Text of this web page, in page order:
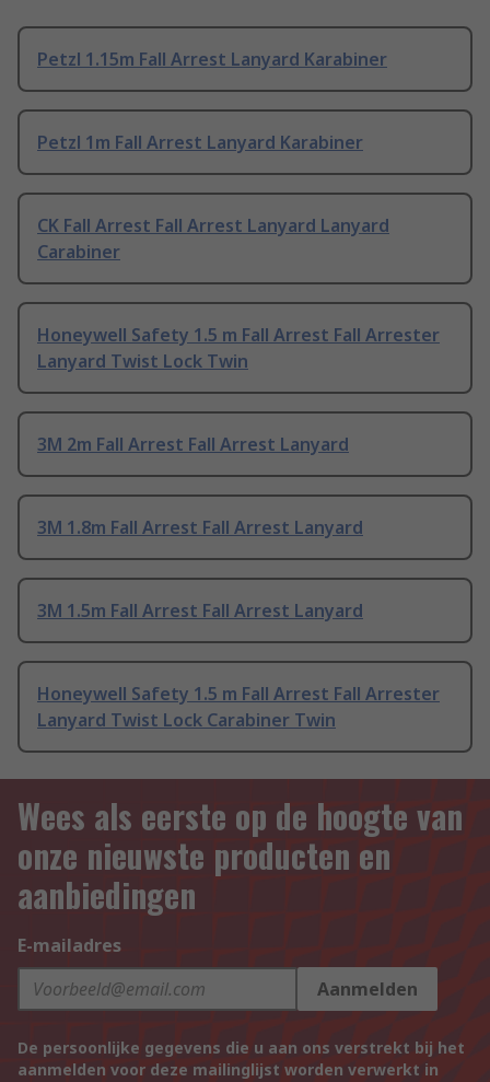
Petzl 1.15m Fall Arrest Lanyard Karabiner
Petzl 1m Fall Arrest Lanyard Karabiner
CK Fall Arrest Fall Arrest Lanyard Lanyard
Carabiner
Honeywell Safety 1.5 m Fall Arrest Fall Arrester
Lanyard Twist Lock Twin
3M 2m Fall Arrest Fall Arrest Lanyard
3M 1.8m Fall Arrest Fall Arrest Lanyard
3M 1.5m Fall Arrest Fall Arrest Lanyard
Honeywell Safety 1.5 m Fall Arrest Fall Arrester
Lanyard Twist Lock Carabiner Twin
Wees als eerste op de hoogte van
onze nieuwste producten en
aanbiedingen
E-mailadres
Aanmelden
De persoonlijke gegevens die u aan ons verstrekt bij het
aanmelden voor deze mailinglijst worden verwerkt in